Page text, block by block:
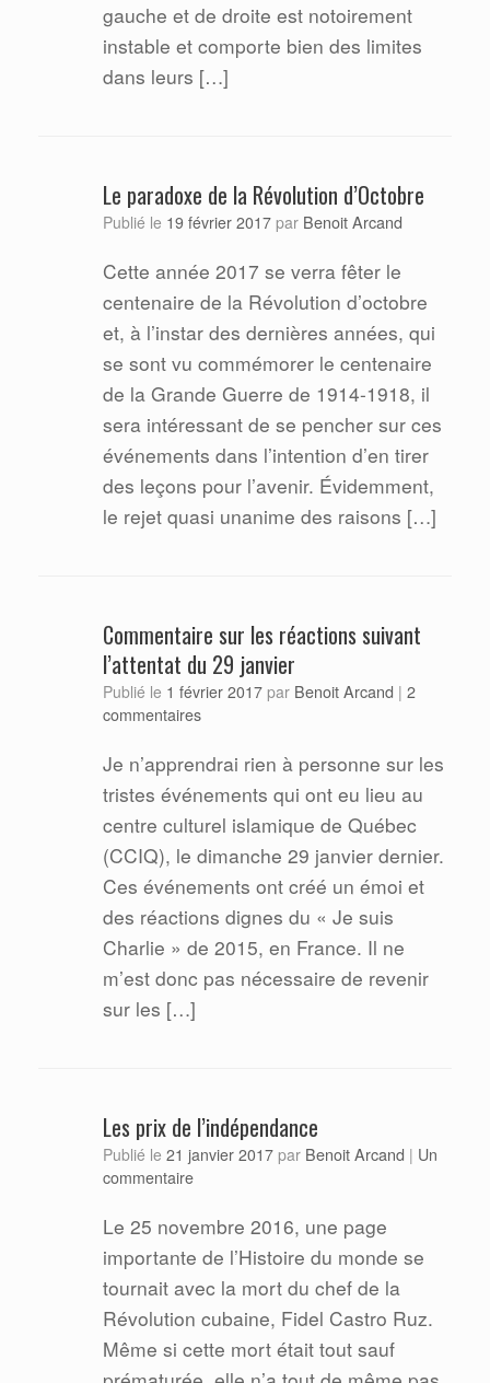
gauche et de droite est notoirement
instable et comporte bien des limites
dans leurs […]
Le paradoxe de la Révolution d’Octobre
Publié le 19 février 2017 par Benoit Arcand
Cette année 2017 se verra fêter le
centenaire de la Révolution d’octobre
et, à l’instar des dernières années, qui
se sont vu commémorer le centenaire
de la Grande Guerre de 1914-1918, il
sera intéressant de se pencher sur ces
événements dans l’intention d’en tirer
des leçons pour l’avenir. Évidemment,
le rejet quasi unanime des raisons […]
Commentaire sur les réactions suivant
l’attentat du 29 janvier
Publié le 1 février 2017 par Benoit Arcand | 2
commentaires
Je n’apprendrai rien à personne sur les
tristes événements qui ont eu lieu au
centre culturel islamique de Québec
(CCIQ), le dimanche 29 janvier dernier.
Ces événements ont créé un émoi et
des réactions dignes du « Je suis
Charlie » de 2015, en France. Il ne
m’est donc pas nécessaire de revenir
sur les […]
Les prix de l’indépendance
Publié le 21 janvier 2017 par Benoit Arcand | Un
commentaire
Le 25 novembre 2016, une page
importante de l’Histoire du monde se
tournait avec la mort du chef de la
Révolution cubaine, Fidel Castro Ruz.
Même si cette mort était tout sauf